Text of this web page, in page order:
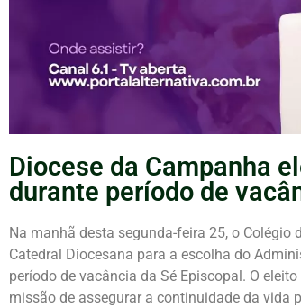
Diocese da Campanha
durante período de
Na manhã desta segunda-feira 25, o Colégio
Catedral Diocesana para a escolha do
período de vacância da Sé Episcopal. O
missão de assegurar a continuidade da vida